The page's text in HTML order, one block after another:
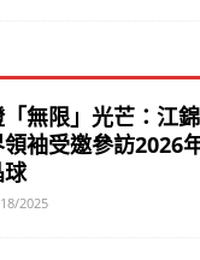
無限」光芒：江
袖受邀參訪2026
2025